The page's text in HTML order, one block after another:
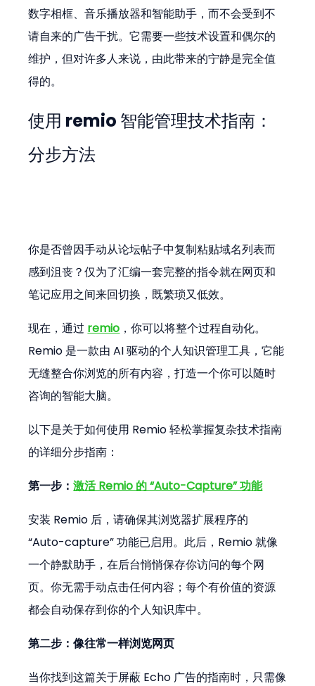
数字相框、音乐播放器和智能助手，而不会受到不
请自来的广告干扰。它需要一些技术设置和偶尔的
维护，但对许多人来说，由此带来的宁静是完全值
得的。
使用 remio 智能管理技术指南：
分步方法
你是否曾因手动从论坛帖子中复制粘贴域名列表而
感到沮丧？仅为了汇编一套完整的指令就在网页和
笔记应用之间来回切换，既繁琐又低效。
现在，通过 remio ，你可以将整个过程自动化。
Remio 是一款由 AI 驱动的个人知识管理工具，它能
无缝整合你浏览的所有内容，打造一个你可以随时
咨询的智能大脑。
以下是关于如何使用 Remio 轻松掌握复杂技术指南
的详细分步指南：
第一步：激活 Remio 的 “Auto-Capture” 功能
安装 Remio 后，请确保其浏览器扩展程序的
“Auto-capture” 功能已启用。此后，Remio 就像
一个静默助手，在后台悄悄保存你访问的每个网
页。你无需手动点击任何内容；每个有价值的资源
都会自动保存到你的个人知识库中。
第二步：像往常一样浏览网页
当你找到这篇关于屏蔽 Echo 广告的指南时，只需像